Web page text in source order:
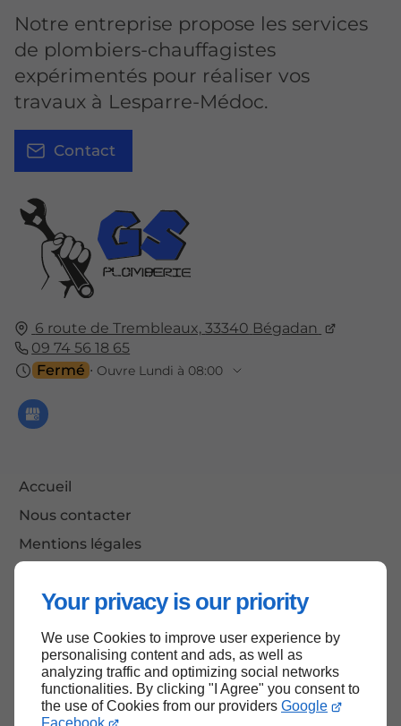
Your privacy is our priority
We use Cookies to improve user experience by
personalising content and ads, as well as
analyzing traffic and optimizing social networks
functionalities. By clicking "I Agree" you consent to
the use of Cookies from our providers Google
Facebook
6 route de Trembleaux, 33340 Bégadan
09 74 56 18 65
Fermé ⋅ Ouvre Lundi à 08:00
Accueil
Nous contacter
Mentions légales
Notre entreprise propose les services
de plombiers-chauffagistes
expérimentés pour réaliser vos
travaux à Lesparre-Médoc.
Contact
Haut de page